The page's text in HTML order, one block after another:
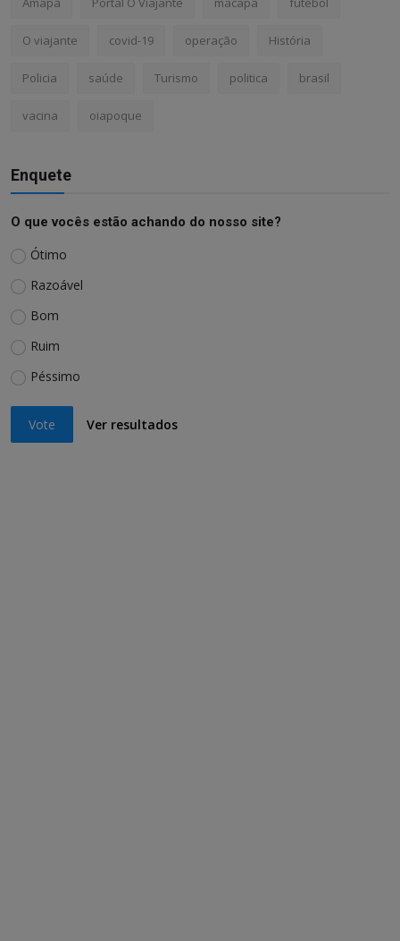
O viajante covid-19 operação História
Policia saúde Turismo politica brasil
vacina oiapoque
Enquete
O que vocês estão achando do nosso site?
Ótimo
Razoável
Bom
Ruim
Péssimo
Vote Ver resultados